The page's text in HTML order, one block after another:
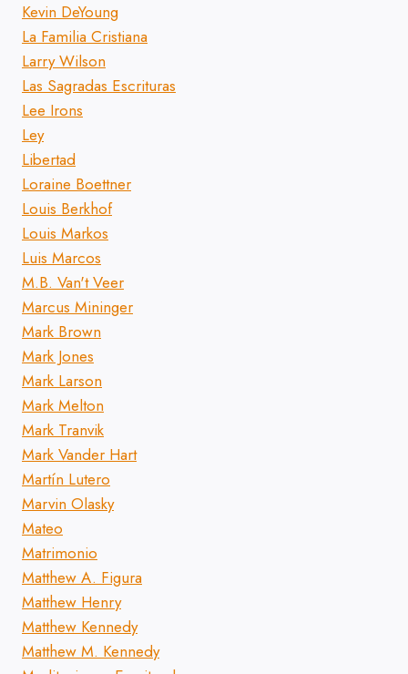
Kevin DeYoung
La Familia Cristiana
Larry Wilson
Las Sagradas Escrituras
Lee Irons
Ley
Libertad
Loraine Boettner
Louis Berkhof
Louis Markos
Luis Marcos
M.B. Van't Veer
Marcus Mininger
Mark Brown
Mark Jones
Mark Larson
Mark Melton
Mark Tranvik
Mark Vander Hart
Martín Lutero
Marvin Olasky
Mateo
Matrimonio
Matthew A. Figura
Matthew Henry
Matthew Kennedy
Matthew M. Kennedy